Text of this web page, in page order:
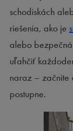
schodiskách
riešenia, ako je
alebo
uľahčiť
naraz – začnite
postupne.